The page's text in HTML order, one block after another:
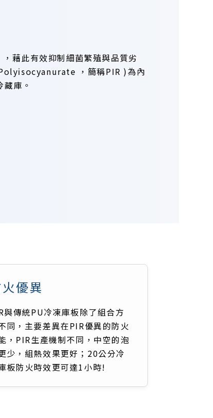
藉此有效抑制細菌繁殖與品質劣
Polyisocyanurate ，簡稱PIR )為內
庫。
優異
與傳統PU冷凍庫板除了組合方
同，主要差異在PIR優異的防火
，PIR生產機制不同，中空的泡
少，組熱效果更好；20公分冷
板防火時效更可達1小時!